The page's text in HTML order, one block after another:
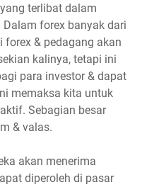
terlibat dalam
forex banyak dari
forex & pedagang akan
kalinya, tetapi ini
para investor & dapat
memaksa kita untuk
Sebagian besar
& valas.
akan menerima
diperoleh di pasar